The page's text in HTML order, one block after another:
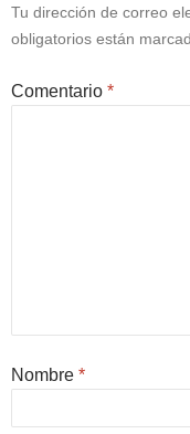
Tu dirección de correo
obligatorios están
Comentario *
Nombre *